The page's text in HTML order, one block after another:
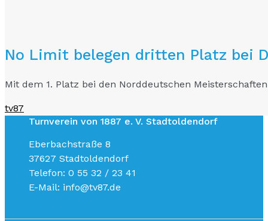
No Limit belegen dritten Platz bei
Mit dem 1. Platz bei den Norddeutschen
tv87
Turnverein von 1887 e. V. Stadtoldendorf
Eberbachstraße 8
37627 Stadtoldendorf
Telefon: 0 55 32 / 23 41
E-Mail: info@tv87.de